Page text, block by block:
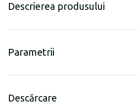
Descrierea produsului
Parametrii
Descărcare